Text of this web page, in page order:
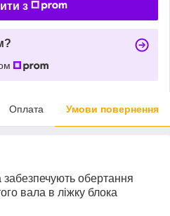
з
Оплата Умови повернення
забезпечують обертання
вала в ліжку блока